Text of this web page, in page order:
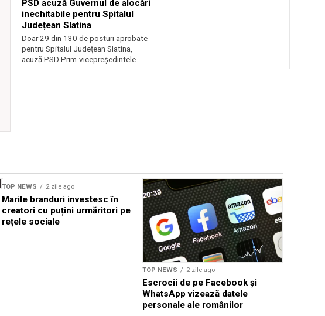
PSD acuză Guvernul de alocări
inechitabile pentru Spitalul
Județean Slatina
Doar 29 din 130 de posturi aprobate
pentru Spitalul Județean Slatina,
acuză PSD Prim-vicepreședintele...
TOP NEWS 2 zile ago
Marile branduri investesc în
creatori cu puțini urmăritori pe
rețele sociale
TOP NEWS 2 zile ago
Escrocii de pe Facebook și
WhatsApp vizează datele
personale ale românilor